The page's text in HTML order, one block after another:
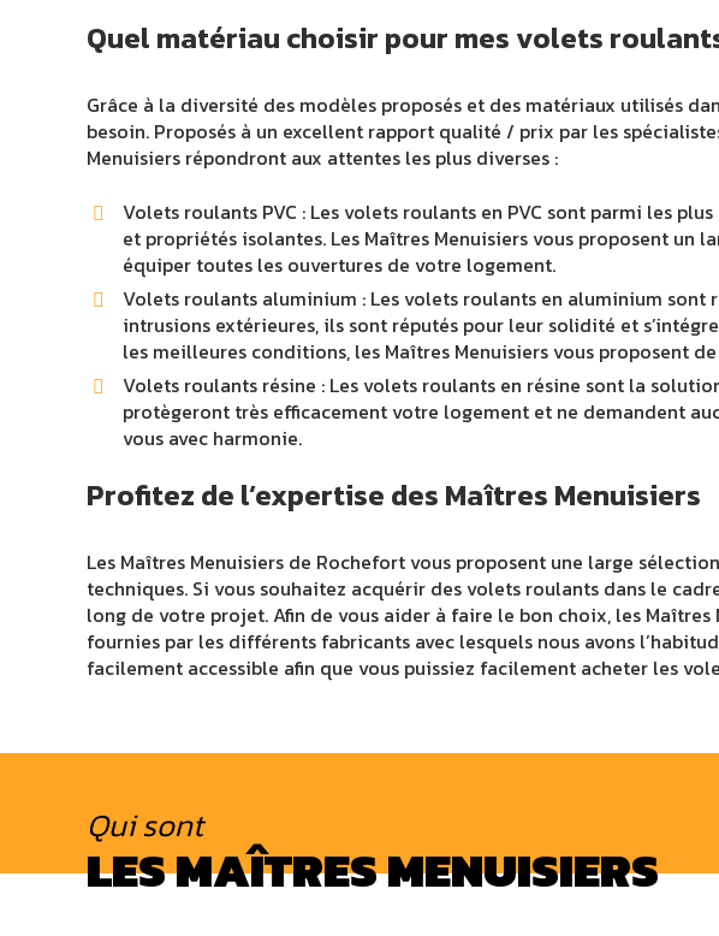
Quel matériau choisir pour mes volets
Grâce à la diversité des modèles proposés et des matériaux utilisés
besoin. Proposés à un excellent rapport qualité / prix par les
Menuisiers répondront aux attentes les plus diverses :
Volets roulants PVC : Les volets roulants en PVC sont parmi les
et propriétés isolantes. Les Maîtres Menuisiers vous proposent un
équiper toutes les ouvertures de votre logement.
Volets roulants aluminium : Les volets roulants en aluminium
intrusions extérieures, ils sont réputés pour leur solidité et
les meilleures conditions, les Maîtres Menuisiers vous proposent
Volets roulants résine : Les volets roulants en résine sont la
protègeront très efficacement votre logement et ne demandent
vous avec harmonie.
Profitez de l’expertise des Maîtres Menuisiers
Les Maîtres Menuisiers de Rochefort vous proposent une large
techniques. Si vous souhaitez acquérir des volets roulants dans le
long de votre projet. Afin de vous aider à faire le bon choix, les
fournies par les différents fabricants avec lesquels nous avons
facilement accessible afin que vous puissiez facilement acheter les
Qui sont
LES MAÎTRES MENUISIERS